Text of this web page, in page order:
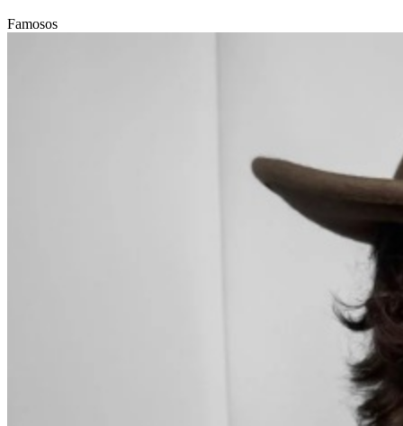
Famosos